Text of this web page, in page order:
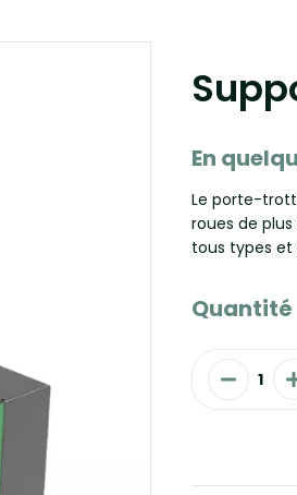
En
Le porte-
roues de
tous types et
Quantité